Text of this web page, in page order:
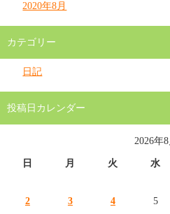
2020年8月
カテゴリー
日記
投稿日カレンダー
2026年8
日 月 火 水
2
3 4 5